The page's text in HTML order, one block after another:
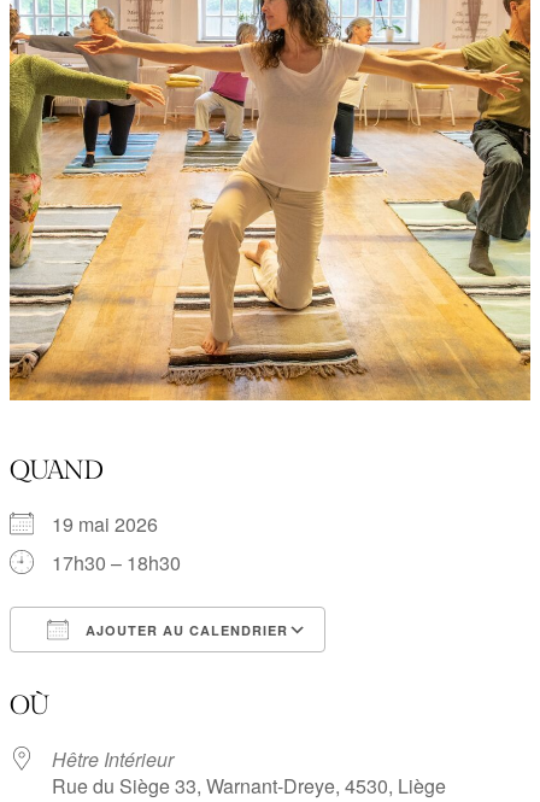
QUAND
19 mai 2026
17h30 – 18h30
AJOUTER AU CALENDRIER
OÙ
Hêtre Intérieur
Rue du Siège 33, Warnant-Dreye, 4530, Liège